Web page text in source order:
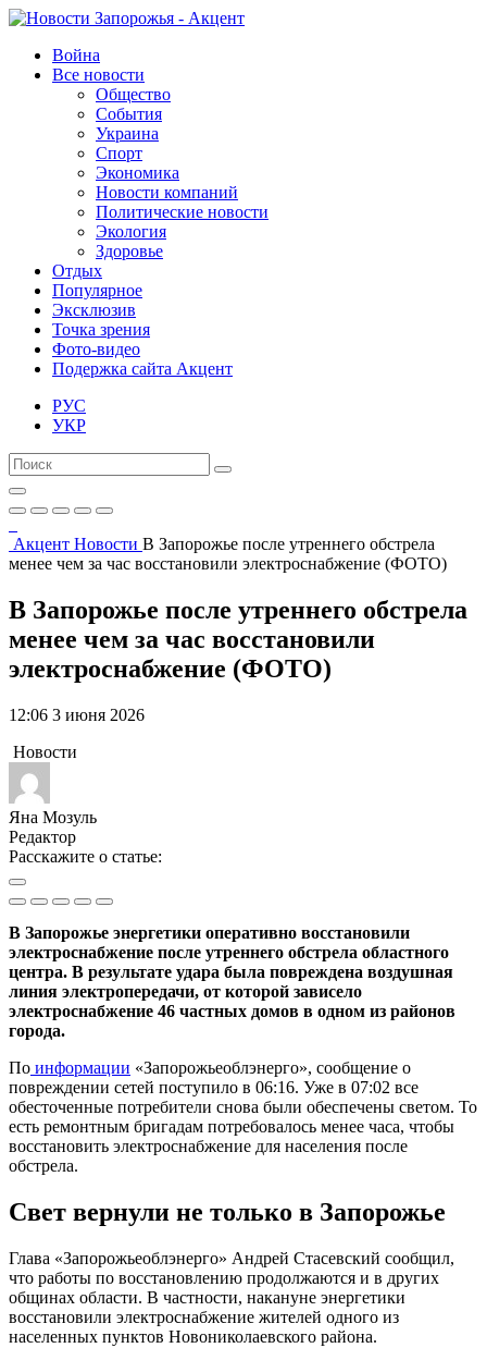
Война
Все новости
Общество
События
Украина
Спорт
Экономика
Новости компаний
Политические новости
Экология
Здоровье
Отдых
Популярное
Эксклюзив
Точка зрения
Фото-видео
Подержка сайта Акцент
РУС
УКР
Акцент Новости В Запорожье после утреннего обстрела
менее чем за час восстановили электроснабжение (ФОТО)
В Запорожье после утреннего обстрела
менее чем за час восстановили
электроснабжение (ФОТО)
12:06 3 июня 2026
Новости
Яна Мозуль
Редактор
Расскажите о статье:
В Запорожье энергетики оперативно восстановили
электроснабжение после утреннего обстрела областного
центра. В результате удара была повреждена воздушная
линия электропередачи, от которой зависело
электроснабжение 46 частных домов в одном из районов
города.
По информации «Запорожьеоблэнерго», сообщение о
повреждении сетей поступило в 06:16. Уже в 07:02 все
обесточенные потребители снова были обеспечены светом. То
есть ремонтным бригадам потребовалось менее часа, чтобы
восстановить электроснабжение для населения после
обстрела.
Свет вернули не только в Запорожье
Глава «Запорожьеоблэнерго» Андрей Стасевский сообщил,
что работы по восстановлению продолжаются и в других
общинах области. В частности, накануне энергетики
восстановили электроснабжение жителей одного из
населенных пунктов Новониколаевского района.